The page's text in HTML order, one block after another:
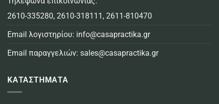
2610-335280, 2610-318111 , 2611-810470
Email λογιστηρίου: info@casapractika.gr
Email παραγγελιών: sales@casapractika.gr
ΚΑΤΑΣΤΗΜΑΤΑ